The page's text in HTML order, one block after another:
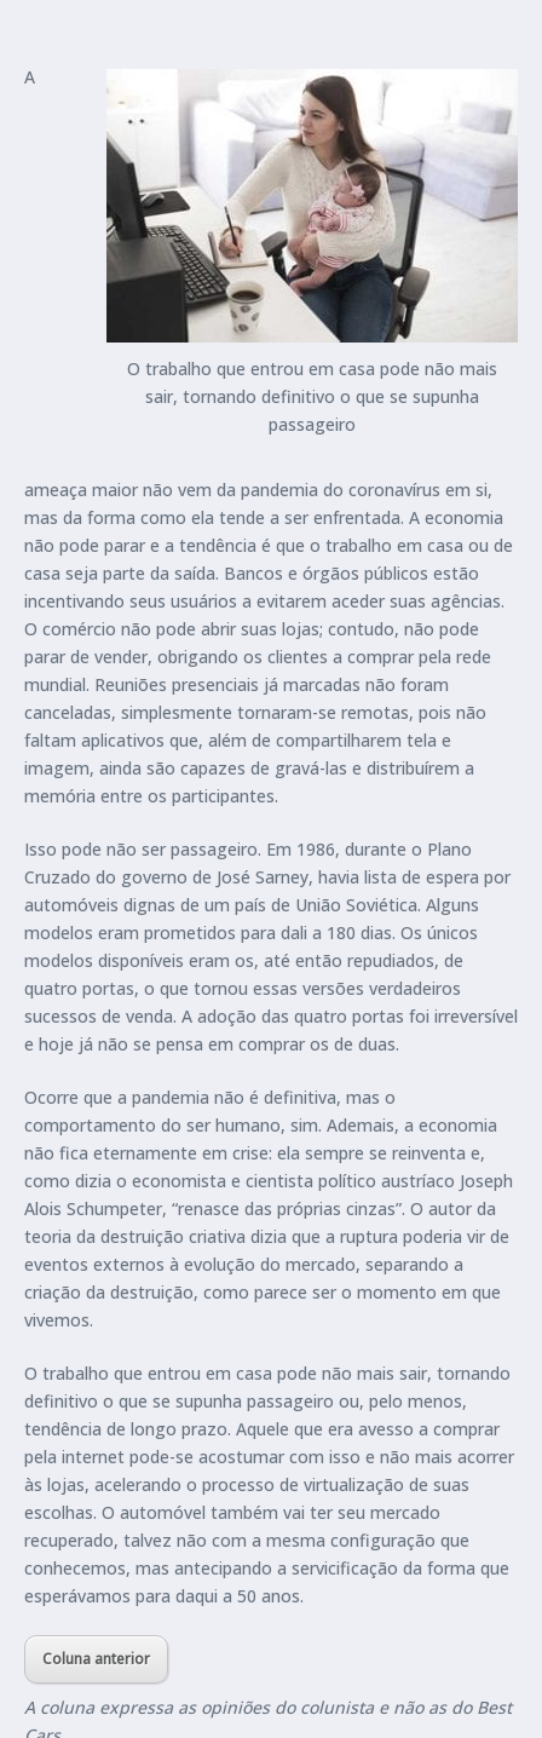
O trabalho que entrou em casa pode não mais
sair, tornando definitivo o que se supunha
passageiro
A
ameaça maior não vem da pandemia do coronavírus em si,
mas da forma como ela tende a ser enfrentada. A economia
não pode parar e a tendência é que o trabalho em casa ou de
casa seja parte da saída. Bancos e órgãos públicos estão
incentivando seus usuários a evitarem aceder suas agências.
O comércio não pode abrir suas lojas; contudo, não pode
parar de vender, obrigando os clientes a comprar pela rede
mundial. Reuniões presenciais já marcadas não foram
canceladas, simplesmente tornaram-se remotas, pois não
faltam aplicativos que, além de compartilharem tela e
imagem, ainda são capazes de gravá-las e distribuírem a
memória entre os participantes.
Isso pode não ser passageiro. Em 1986, durante o Plano
Cruzado do governo de José Sarney, havia lista de espera por
automóveis dignas de um país de União Soviética. Alguns
modelos eram prometidos para dali a 180 dias. Os únicos
modelos disponíveis eram os, até então repudiados, de
quatro portas, o que tornou essas versões verdadeiros
sucessos de venda. A adoção das quatro portas foi irreversível
e hoje já não se pensa em comprar os de duas.
Ocorre que a pandemia não é definitiva, mas o
comportamento do ser humano, sim. Ademais, a economia
não fica eternamente em crise: ela sempre se reinventa e,
como dizia o economista e cientista político austríaco Joseph
Alois Schumpeter, “renasce das próprias cinzas”. O autor da
teoria da destruição criativa dizia que a ruptura poderia vir de
eventos externos à evolução do mercado, separando a
criação da destruição, como parece ser o momento em que
vivemos.
O trabalho que entrou em casa pode não mais sair, tornando
definitivo o que se supunha passageiro ou, pelo menos,
tendência de longo prazo. Aquele que era avesso a comprar
pela internet pode-se acostumar com isso e não mais acorrer
às lojas, acelerando o processo de virtualização de suas
escolhas. O automóvel também vai ter seu mercado
recuperado, talvez não com a mesma configuração que
conhecemos, mas antecipando a servicificação da forma que
esperávamos para daqui a 50 anos.
Coluna anterior
A coluna expressa as opiniões do colunista e não as do Best